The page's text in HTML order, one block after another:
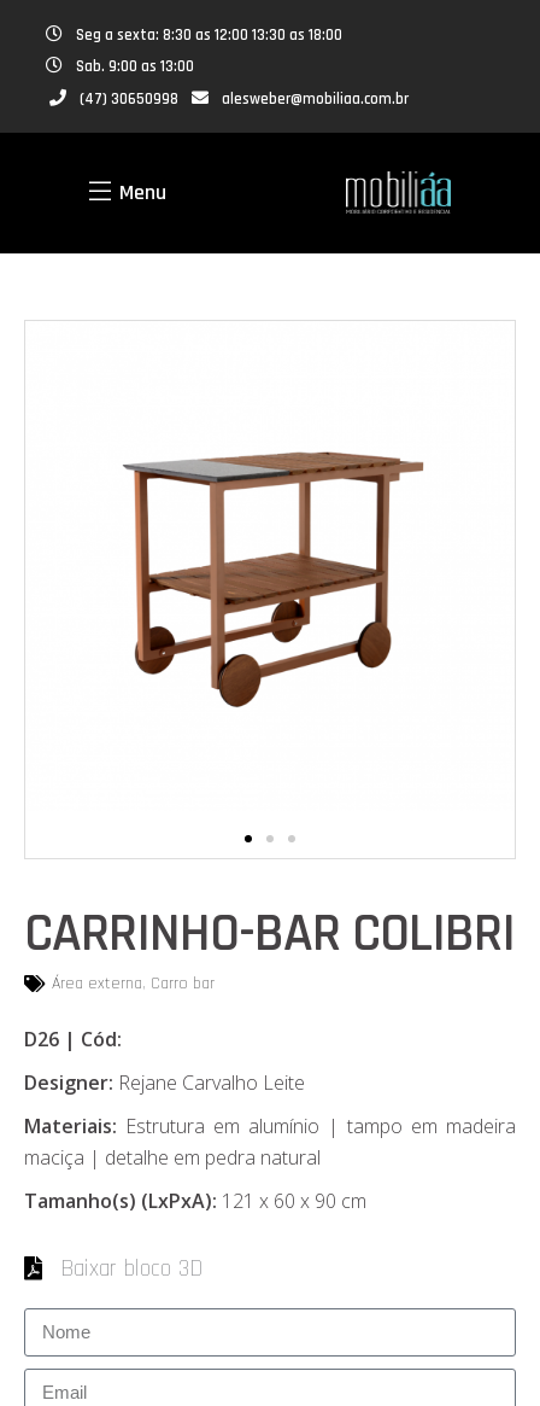
Seg a sexta: 8:30 as 12:00 13:30 as 18:00
Sab. 9:00 as 13:00
(47) 30650998
alesweber@mobiliaa.com.br
Menu
CARRINHO-BAR COLIBRI
Área externa, Carro bar
D26 | Cód:
Designer: Rejane Carvalho Leite
Materiais: Estrutura em alumínio | tampo em madeira
maciça | detalhe em pedra natural
Tamanho(s) (LxPxA): 121 x 60 x 90 cm
Baixar bloco 3D